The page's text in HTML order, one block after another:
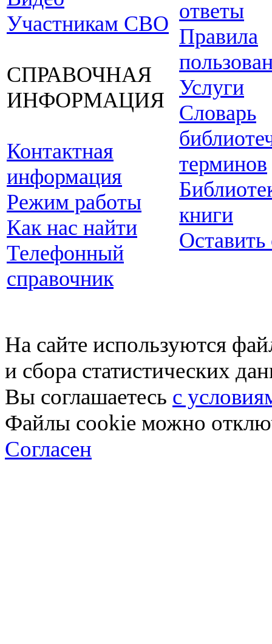
Участникам СВО
СПРАВОЧНАЯ
ИНФОРМАЦИЯ
Контактная
информация
Режим работы
Как нас найти
Телефонный
справочник
ответы
Правила
Услуги
Словарь
терминов
книги
Оставить
На сайте используются
и сбора статистических
Вы соглашаетесь с
Файлы cookie можно
Согласен